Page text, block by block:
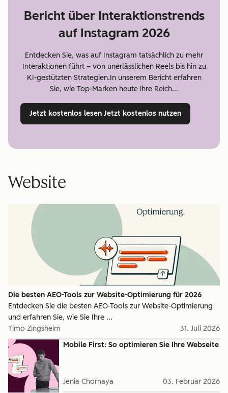
Bericht über Interaktionstrends
auf Instagram 2026
Entdecken Sie, was auf Instagram tatsächlich zu mehr
Interaktionen führt – von unerlässlichen Reels bis hin zu
KI-gestützten Strategien.In unserem Bericht erfahren
Sie, wie Top-Marken heute ihre Reich...
Jetzt kostenlos lesen Jetzt kostenlos nutzen
Website
Die besten AEO-Tools zur Website-Optimierung für 2026
Entdecken Sie die besten AEO-Tools zur Website-Optimierung
und erfahren Sie, wie Sie Ihre ...
Timo Zingsheim
31. Juli 2026
Mobile First: So optimieren Sie Ihre Webseite
Jenia Chornaya 03. Februar 2026